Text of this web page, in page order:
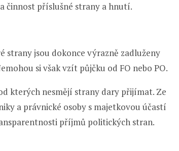
činnost příslušné strany a hnutí.
strany jsou dokonce výrazně zadluženy
si však vzít půjčku od FO nebo PO.
kterých nesmějí strany dary přijímat. Ze
a právnické osoby s majetkovou účastí
příjmů politických stran.